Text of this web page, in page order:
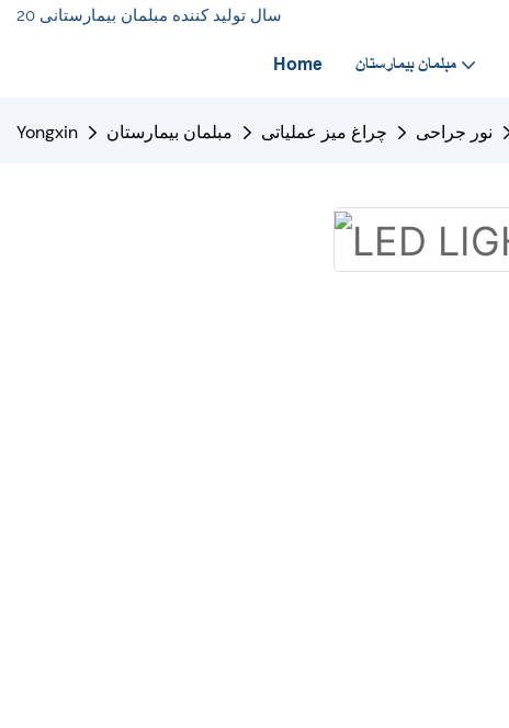
20 سال تولید کننده مبلمان بیمارستانی
Home مبلمان بیمارستان
Yongxin مبلمان بیمارستان چراغ میز عملیاتی نور جراحی